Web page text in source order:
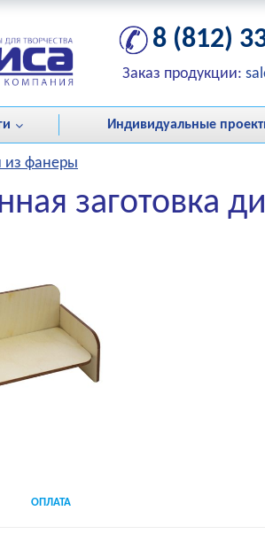
8 (812)
Заказ продукции:
Индивидуальные
из фанеры
заготовка
ОПЛАТА